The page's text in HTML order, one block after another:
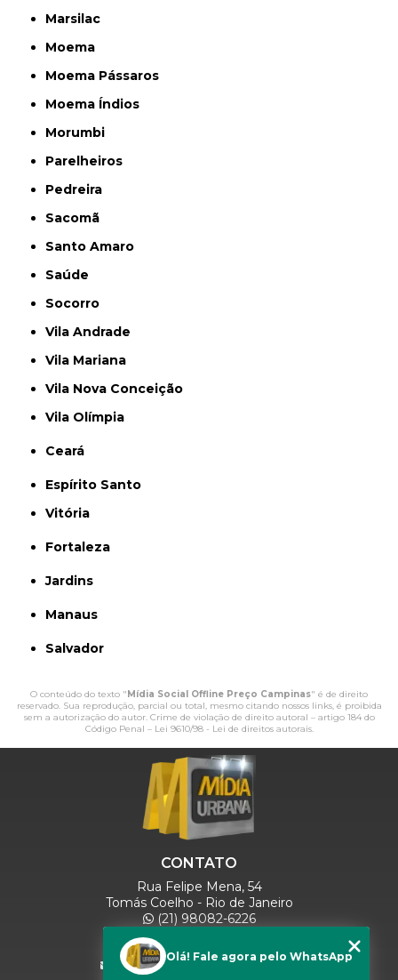
Marsilac
Moema
Moema Pássaros
Moema Índios
Morumbi
Parelheiros
Pedreira
Sacomã
Santo Amaro
Saúde
Socorro
Vila Andrade
Vila Mariana
Vila Nova Conceição
Vila Olímpia
Ceará
Espírito Santo
Vitória
Fortaleza
Jardins
Manaus
Salvador
O conteúdo do texto " Mídia Social Offline Preço Campinas" é de direito
reservado. Sua reprodução, parcial ou total, mesmo citando nossos links, é proibida
sem a autorização do autor. Crime de violação de direito autoral – artigo 184 do
Código Penal – Lei 9610/98 - Lei de direitos autorais.
CONTATO
Rua Felipe Mena, 54
Tomás Coelho - Rio de Janeiro
(21) 98082-6226
(21) 97280-9600
(11) 93071-5918
comercialmidiaurbana@gmail.com
Olá! Fale agora pelo WhatsApp